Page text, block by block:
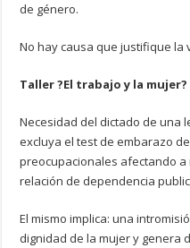
de género.
No hay causa que justifique la
Taller ?El trabajo y la mujer?
Necesidad del dictado de una
excluya el test de embarazo
preocupacionales afectando
relación de dependencia
El mismo implica: una
dignidad de la mujer y genera